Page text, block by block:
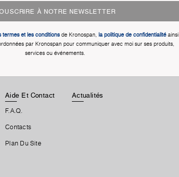
À NOTRE NEWSLETTER
termes et les conditionsde Kronospan, la politique de confidentialitéainsi
par Kronospan pour communiquer avec moi sur ses produits,
services ou événements.
Aide Et Contact
F.A.Q.
Contacts
Plan Du Site
Actualités